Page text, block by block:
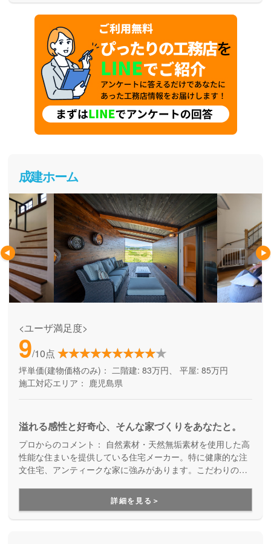
成建ホーム
<ユーザ満足度>
9/10点
坪単価(建物価格のみ)： 二階建: 83万円、 平屋: 85万円
施工対応エリア： 鹿児島県
溢れる感性と好奇心、そんな家づくりをあなたと。
プロからのコメント： 自然素材・天然無垢素材を使用した高
性能な住まいを提供している住宅メーカー。特に健康的な注
文住宅、アンティークな家に強みがあります。こだわりの趣
めです。災害にも強く安心安全、納得の住まいが実現しま
す。
詳細を見る＞